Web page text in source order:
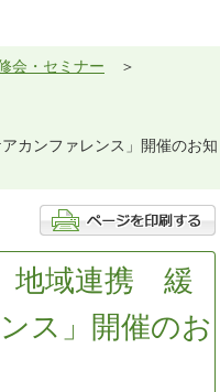
会・セミナー
ンファレンス」開催のお知
地域連携 緩
ス」開催のお